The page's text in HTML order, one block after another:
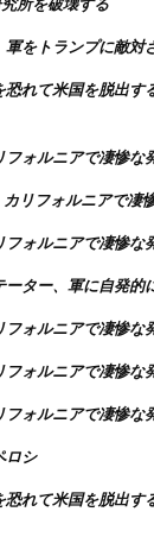
軍をトランプに敵対
恐れて米国を脱出す
フォルニアで凄惨な
リフォルニアで凄
フォルニアで凄惨な
ーター、軍に自発的
フォルニアで凄惨な
フォルニアで凄惨な
フォルニアで凄惨な
ロシ
恐れて米国を脱出す